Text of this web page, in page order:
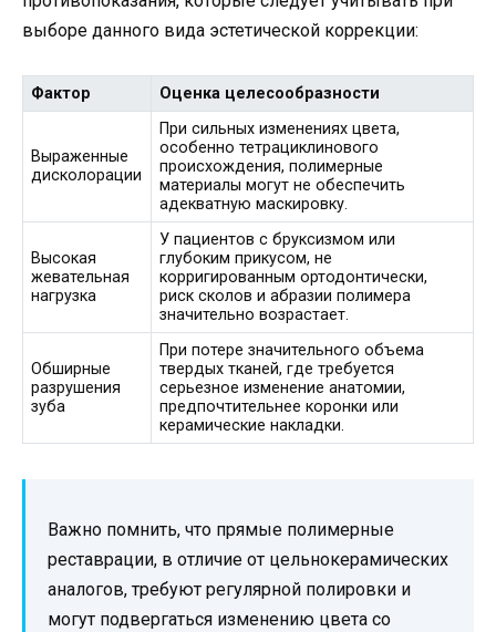
выборе данного вида эстетической коррекции:
Фактор Оценка целесообразности
Выраженные
дисколорации
При сильных изменениях цвета,
особенно тетрациклинового
происхождения, полимерные
материалы могут не обеспечить
адекватную маскировку.
Высокая
жевательная
нагрузка
У пациентов с бруксизмом или
глубоким прикусом, не
корригированным ортодонтически,
риск сколов и абразии полимера
значительно возрастает.
Обширные
разрушения
зуба
При потере значительного объема
твердых тканей, где требуется
серьезное изменение анатомии,
предпочтительнее коронки или
керамические накладки.
Важно помнить, что прямые полимерные
реставрации, в отличие от цельнокерамических
аналогов, требуют регулярной полировки и
могут подвергаться изменению цвета со